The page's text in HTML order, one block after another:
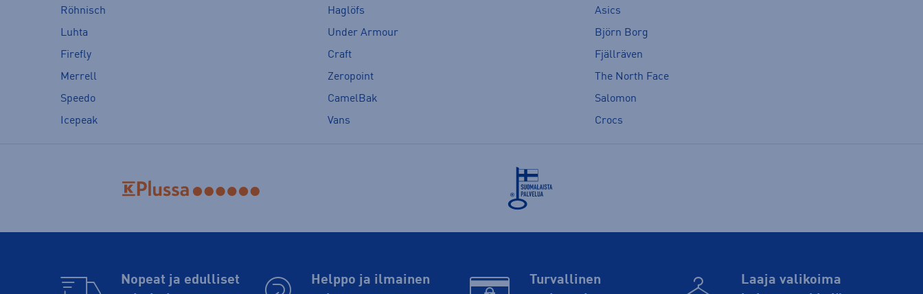
Röhnisch
Haglöfs
Asics
Luhta
Under Armour
Björn Borg
Firefly
Craft
Fjällräven
Merrell
Zeropoint
The North Face
Speedo
CamelBak
Salomon
Icepeak
Vans Crocs
Nopeat ja edulliset
Helppo ja ilmainen
Turvallinen
Laaja valikoima